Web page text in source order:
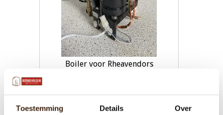
Toestemming Details Over
Boiler voor Rheavendors
€110,00